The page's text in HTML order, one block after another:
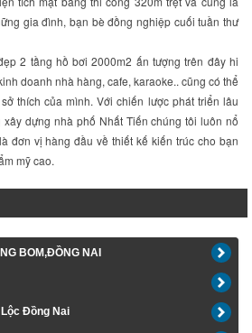
gia đình, bạn bè đồng nghiệp cuối tuần thư
2 tầng hồ bơi 2000m2 ấn tượng trên đây hi
doanh nhà hàng, cafe, karaoke.. cũng có thể
thích của mình. Với chiến lược phát triển lâu
dựng nhà phố Nhất Tiến chúng tôi luôn nổ
đơn vị hàng đầu về thiết kế kiến trúc cho bạn
mỹ cao.
BOM,ĐỒNG NAI
Đồng Nai